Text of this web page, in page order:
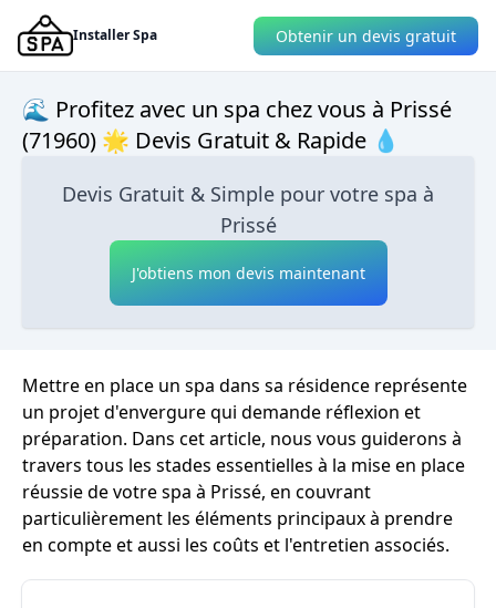
Installer Spa Obtenir un devis gratuit
🌊 Profitez avec un spa chez vous à Prissé
(71960) 🌟 Devis Gratuit & Rapide 💧
Devis Gratuit & Simple pour votre spa à
Prissé
J'obtiens mon devis maintenant
Mettre en place un spa dans sa résidence représente
un projet d'envergure qui demande réflexion et
préparation. Dans cet article, nous vous guiderons à
travers tous les stades essentielles à la mise en place
réussie de votre spa à Prissé, en couvrant
particulièrement les éléments principaux à prendre
en compte et aussi les coûts et l'entretien associés.